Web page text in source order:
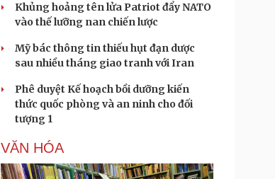
Khủng hoảng tên lửa Patriot đẩy NATO
vào thế lưỡng nan chiến lược
Mỹ bác thông tin thiếu hụt đạn dược
sau nhiều tháng giao tranh với Iran
Phê duyệt Kế hoạch bồi dưỡng kiến
thức quốc phòng và an ninh cho đối
tượng 1
VĂN HÓA